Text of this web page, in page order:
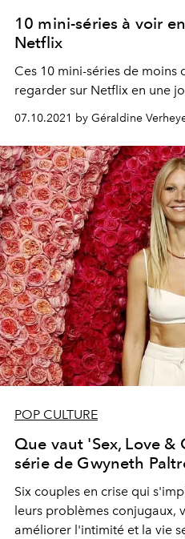
10 mini-séries à voir
Netflix
Ces 10 mini-séries de moins
regarder sur Netflix en une
07.10.2021 by Géraldine
POP CULTURE
Que vaut 'Sex, Love
série de Gwyneth
Six couples en crise qui
leurs problèmes conjugaux,
améliorer l'intimité et la vie